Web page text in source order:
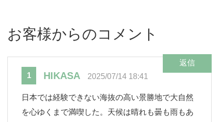
お客様からのコメント
1 HIKASA 2025/07/14 18:41
返信
日本では経験できない海抜の高い景勝地で大自然
を心ゆくまで満喫した。天候は晴れも曇も雨もあ